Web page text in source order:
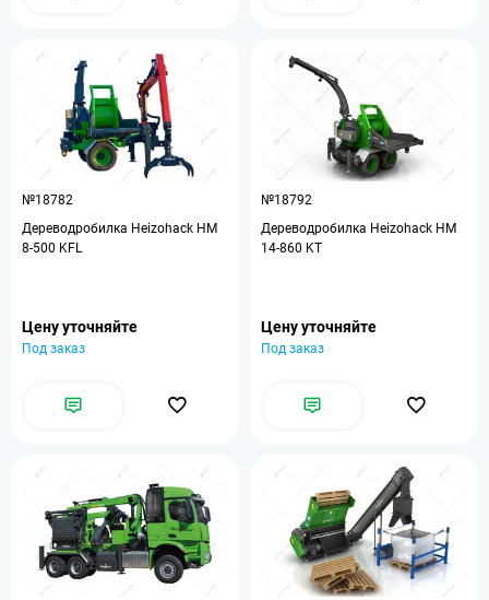
№18782
Дереводробилка Heizohack HM
8-500 KFL
Цену уточняйте
Под заказ
№18792
Дереводробилка Heizohack HM
14-860 KT
Цену уточняйте
Под заказ